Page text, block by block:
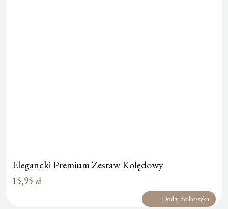
Elegancki Premium Zestaw Kolędowy
15,95 zł
Dodaj do koszyka